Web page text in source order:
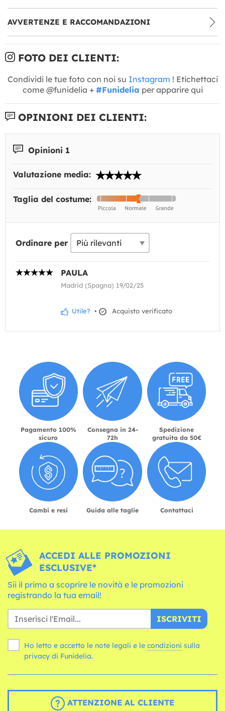
AVVERTENZE E RACCOMANDAZIONI
FOTO DEI CLIENTI:
Condividi le tue foto con noi su Instagram ! Etichettaci
come @funidelia + #Funidelia per apparire qui
OPINIONI DEI CLIENTI:
Opinioni 1
Valutazione media:
Taglia del costume:
Ordinare per
PAULA
Madrid (Spagna) 19/02/25
Utile? • Acquisto verificato
Pagamento 100%
sicuro
Consegna in 24-
72h
Spedizione
gratuita da 50€
Cambi e resi Guida alle taglie Contattaci
ACCEDI ALLE PROMOZIONI
ESCLUSIVE*
Sii il primo a scoprire le novità e le promozioni
registrando la tua email!
ISCRIVITI
Ho letto e accetto le note legali e le condizioni
privacy di Funidelia.
ATTENZIONE AL CLIENTE